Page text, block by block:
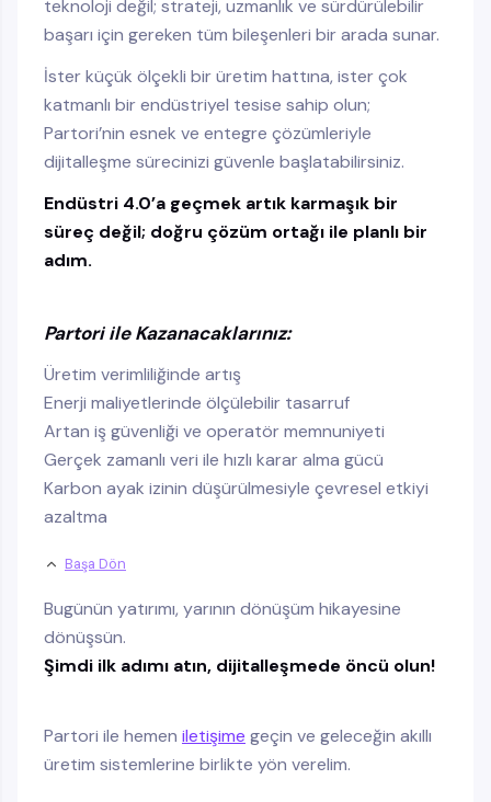
teknoloji değil; strateji, uzmanlık ve sürdürülebilir
başarı için gereken tüm bileşenleri bir arada sunar.
İster küçük ölçekli bir üretim hattına, ister çok
katmanlı bir endüstriyel tesise sahip olun;
Partori’nin esnek ve entegre çözümleriyle
dijitalleşme sürecinizi güvenle başlatabilirsiniz.
Endüstri 4.0’a geçmek artık karmaşık bir
süreç değil; doğru çözüm ortağı ile planlı bir
adım.
Partori ile Kazanacaklarınız:
Üretim verimliliğinde artış
Enerji maliyetlerinde ölçülebilir tasarruf
Artan iş güvenliği ve operatör memnuniyeti
Gerçek zamanlı veri ile hızlı karar alma gücü
Karbon ayak izinin düşürülmesiyle çevresel etkiyi
azaltma
Başa Dön
Bugünün yatırımı, yarının dönüşüm hikayesine
dönüşsün.
Şimdi ilk adımı atın, dijitalleşmede öncü olun!
Partori ile hemen iletişime geçin ve geleceğin akıllı
üretim sistemlerine birlikte yön verelim.